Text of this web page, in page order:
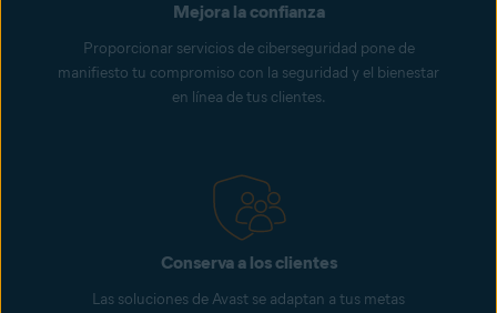
Mejora la confianza
Proporcionar servicios de ciberseguridad pone de
manifiesto tu compromiso con la seguridad y el bienestar
en línea de tus clientes.
Conserva a los clientes
Las soluciones de Avast se adaptan a tus metas